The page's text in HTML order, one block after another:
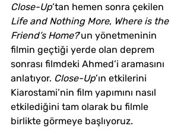
Close-Up’tan hemen sonra çekilen
Life and Nothing More, Where is the
Friend’s Home?’un yönetmeninin
filmin geçtiği yerde olan deprem
sonrası filmdeki Ahmed’i aramasını
anlatıyor. Close-Up’ın etkilerini
Kiarostami’nin film yapımını nasıl
etkilediğini tam olarak bu filmle
birlikte görmeye başlıyoruz.